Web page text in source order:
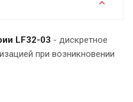
LF32-03 - дискретное
при возникновении